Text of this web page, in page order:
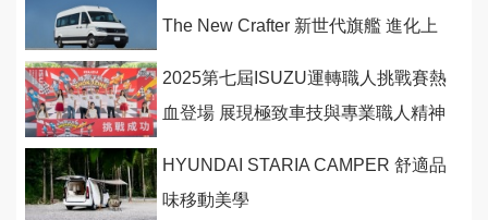
The New Crafter 新世代旗艦 進化上
2025第七屆ISUZU運轉職人挑戰賽熱
血登場 展現極致車技與專業職人精神
HYUNDAI STARIA CAMPER 舒適品
味移動美學